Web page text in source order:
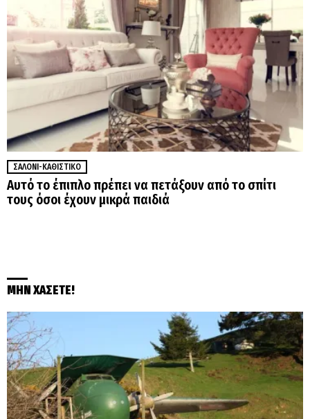
ΣΑΛΌΝΙ-ΚΑΘΙΣΤΙΚΌ
Αυτό το έπιπλο πρέπει να πετάξουν από το σπίτι
τους όσοι έχουν μικρά παιδιά
ΜΗΝ ΧΑΣΕΤΕ!